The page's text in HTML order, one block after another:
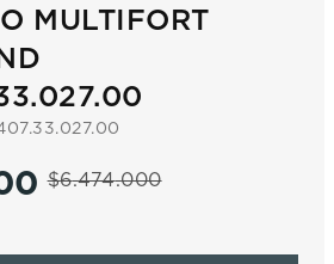
MULTIFORT
$6.474.000